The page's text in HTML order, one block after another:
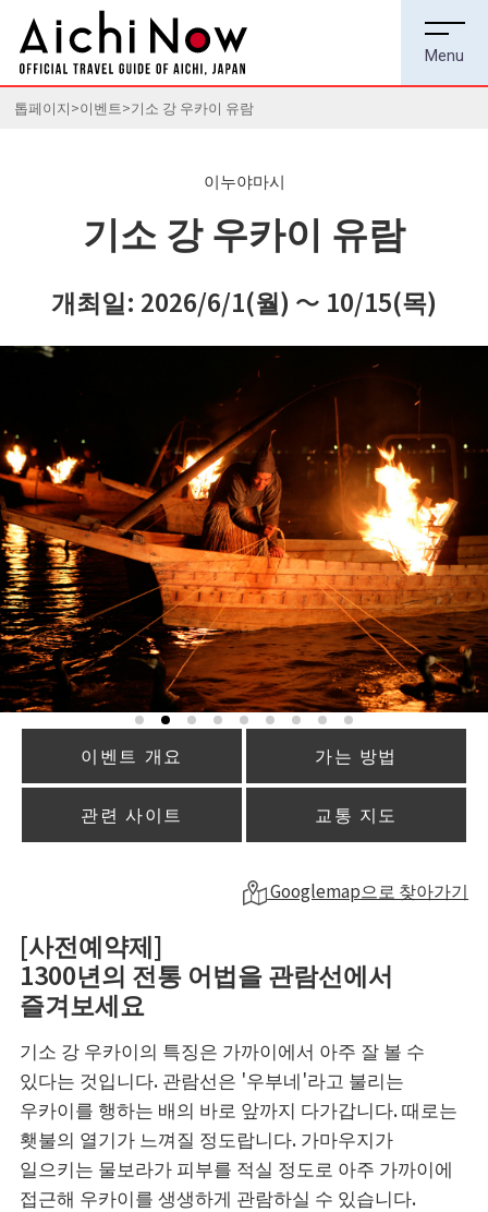
톱페이지 이벤트 기소 강 우카이 유람
이누야마시
기소 강 우카이 유람
개최일: 2026/6/1(월) ～ 10/15(목)
이벤트 개요 가는 방법
관련 사이트 교통 지도
Googlemap으로 찾아가기
[사전예약제]
1300년의 전통 어법을 관람선에서
즐겨보세요
기소 강 우카이의 특징은 가까이에서 아주 잘 볼 수
있다는 것입니다. 관람선은 '우부네'라고 불리는
우카이를 행하는 배의 바로 앞까지 다가갑니다. 때로는
횃불의 열기가 느껴질 정도랍니다. 가마우지가
일으키는 물보라가 피부를 적실 정도로 아주 가까이에
접근해 우카이를 생생하게 관람하실 수 있습니다.